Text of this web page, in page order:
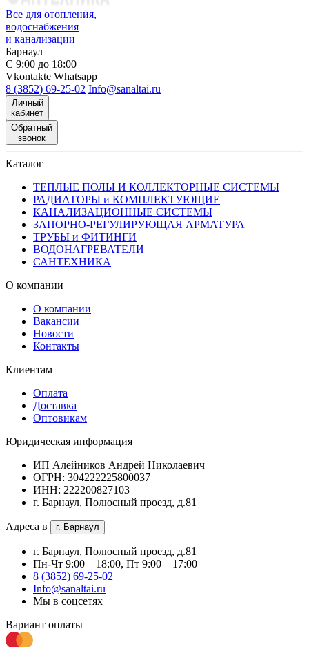
Все для отопления,
водоснабжения
и канализации
Барнаул
С 9:00 до 18:00
Vkontakte Whatsapp
8 (3852) 69-25-02 Info@sanaltai.ru
Личный
кабинет
Обратный
звонок
Каталог
ТЕПЛЫЕ ПОЛЫ И КОЛЛЕКТОРНЫЕ СИСТЕМЫ
РАДИАТОРЫ и КОМПЛЕКТУЮЩИЕ
КАНАЛИЗАЦИОННЫЕ СИСТЕМЫ
ЗАПОРНО-РЕГУЛИРУЮЩАЯ АРМАТУРА
ТРУБЫ и ФИТИНГИ
ВОДОНАГРЕВАТЕЛИ
САНТЕХНИКА
О компании
О компании
Вакансии
Новости
Контакты
Клиентам
Оплата
Доставка
Оптовикам
Юридическая информация
ИП Алейников Андрей Николаевич
ОГРН: 304222225800037
ИНН: 222200827103
г. Барнаул, Полюсный проезд, д.81
Адреса в г. Барнаул
г. Барнаул, Полюсный проезд, д.81
Пн-Чт 9:00—18:00, Пт 9:00—17:00
8 (3852) 69-25-02
Info@sanaltai.ru
Мы в соцсетях
Вариант оплаты